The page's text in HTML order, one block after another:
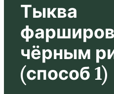
Тыква
чёрным
(способ 1)